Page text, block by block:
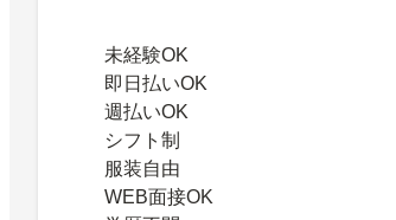
未経験OK
即日払いOK
週払いOK
シフト制
服装自由
WEB面接OK